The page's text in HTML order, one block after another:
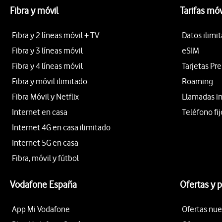
Fibra y móvil
Fibra y 2 líneas móvil + TV
Fibra y 3 líneas móvil
Fibra y 4 líneas móvil
Fibra y móvil ilimitado
Fibra Móvil y Netflix
Internet en casa
Internet 4G en casa ilimitado
Internet 5G en casa
Fibra, móvil y fútbol
Tarifas
Datos
eSIM
Tarjetas
Roaming
Llamadas
Teléfono
Vodafone España
App Mi Vodafone
Ofertas y
Ofertas